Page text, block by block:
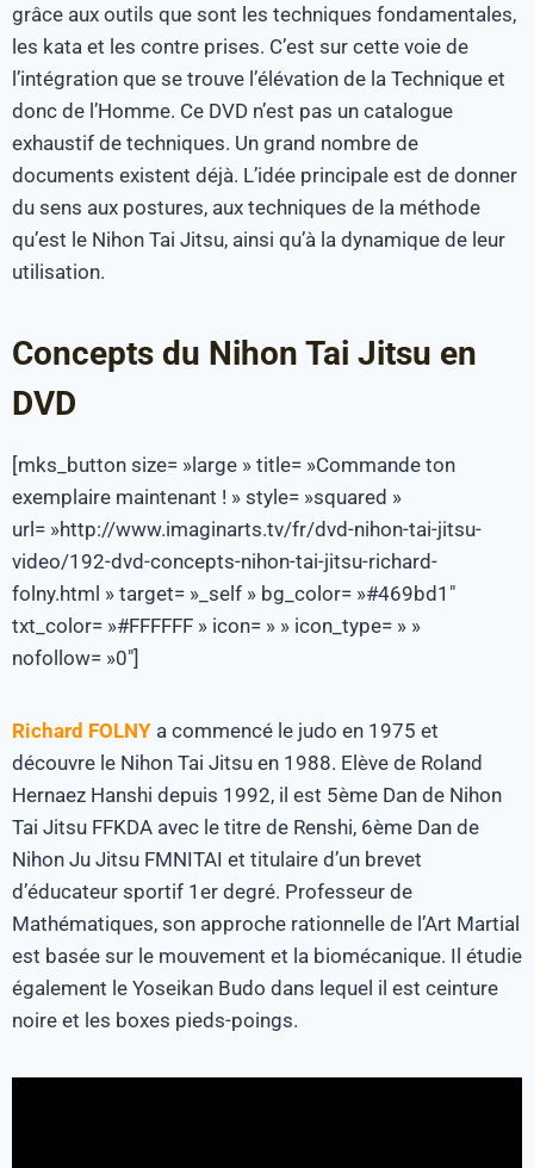
grâce aux outils que sont les techniques fondamentales,
les kata et les contre prises. C’est sur cette voie de
l’intégration que se trouve l’élévation de la Technique et
donc de l’Homme. Ce DVD n’est pas un catalogue
exhaustif de techniques. Un grand nombre de
documents existent déjà. L’idée principale est de donner
du sens aux postures, aux techniques de la méthode
qu’est le Nihon Tai Jitsu, ainsi qu’à la dynamique de leur
utilisation.
Concepts du Nihon Tai Jitsu en
DVD
[mks_button size= »large » title= »Commande ton
exemplaire maintenant ! » style= »squared »
url= »http://www.imaginarts.tv/fr/dvd-nihon-tai-jitsu-
video/192-dvd-concepts-nihon-tai-jitsu-richard-
folny.html » target= »_self » bg_color= »#469bd1″
txt_color= »#FFFFFF » icon= » » icon_type= » »
nofollow= »0″]
Richard FOLNY a commencé le judo en 1975 et
découvre le Nihon Tai Jitsu en 1988. Elève de Roland
Hernaez Hanshi depuis 1992, il est 5ème Dan de Nihon
Tai Jitsu FFKDA avec le titre de Renshi, 6ème Dan de
Nihon Ju Jitsu FMNITAI et titulaire d’un brevet
d’éducateur sportif 1er degré. Professeur de
Mathématiques, son approche rationnelle de l’Art Martial
est basée sur le mouvement et la biomécanique. Il étudie
également le Yoseikan Budo dans lequel il est ceinture
noire et les boxes pieds-poings.